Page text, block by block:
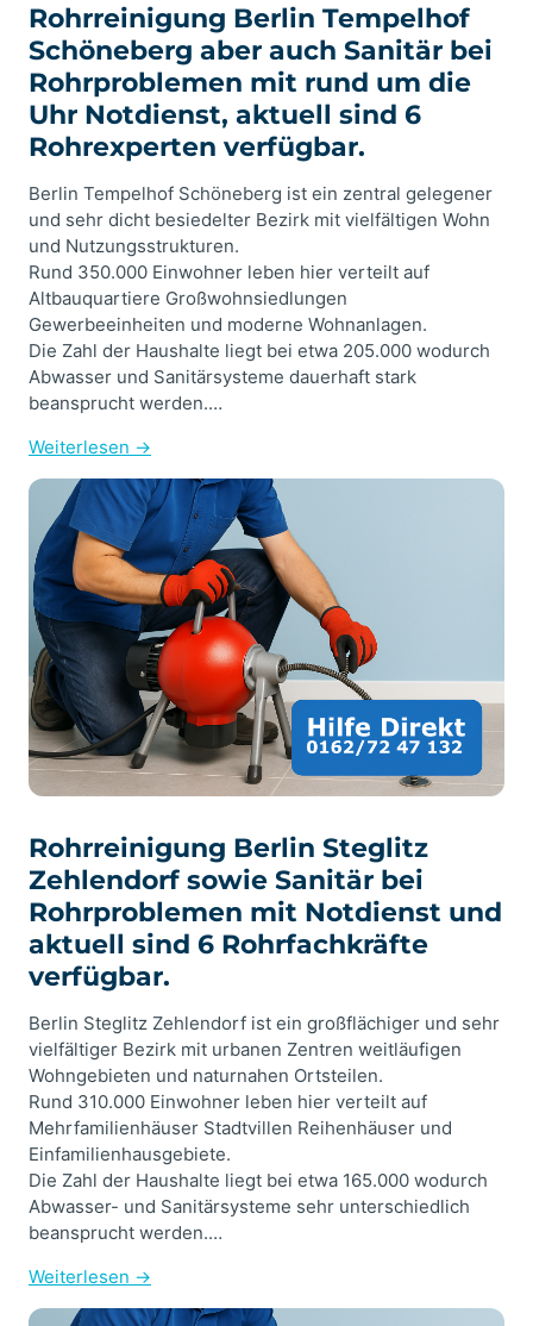
Rohrreinigung Berlin Tempelhof
Schöneberg aber auch Sanitär bei
Rohrproblemen mit rund um die
Uhr Notdienst, aktuell sind 6
Rohrexperten verfügbar.
Berlin Tempelhof Schöneberg ist ein zentral gelegener
und sehr dicht besiedelter Bezirk mit vielfältigen Wohn
und Nutzungsstrukturen.
Rund 350.000 Einwohner leben hier verteilt auf
Altbauquartiere Großwohnsiedlungen
Gewerbeeinheiten und moderne Wohnanlagen.
Die Zahl der Haushalte liegt bei etwa 205.000 wodurch
Abwasser und Sanitärsysteme dauerhaft stark
beansprucht werden.…
Weiterlesen →
Rohrreinigung Berlin Steglitz
Zehlendorf sowie Sanitär bei
Rohrproblemen mit Notdienst und
aktuell sind 6 Rohrfachkräfte
verfügbar.
Berlin Steglitz Zehlendorf ist ein großflächiger und sehr
vielfältiger Bezirk mit urbanen Zentren weitläufigen
Wohngebieten und naturnahen Ortsteilen.
Rund 310.000 Einwohner leben hier verteilt auf
Mehrfamilienhäuser Stadtvillen Reihenhäuser und
Einfamilienhausgebiete.
Die Zahl der Haushalte liegt bei etwa 165.000 wodurch
Abwasser- und Sanitärsysteme sehr unterschiedlich
beansprucht werden.…
Weiterlesen →